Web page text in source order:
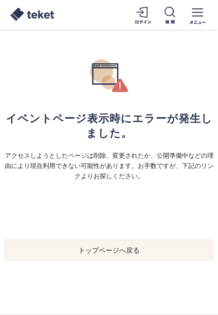
イベントページ表示時にエラーが発生し
ました。
アクセスしようとしたページは削除、変更されたか、公開準備中などの理
由により現在利用できない可能性があります。お手数ですが、下記のリン
クよりお探しください。
トップページへ戻る